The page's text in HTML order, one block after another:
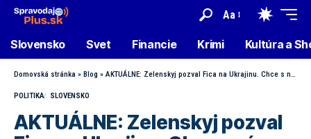
Aa
Slovensko Svet Financie Krimi Kultúra a
Domovská stránka » Blog » AKTUÁLNE: Zelenskyj pozval Fica na Ukrajinu. Chce s ním prejednať dôležitú vec!
POLITIKA SLOVENSKO
AKTUÁLNE: Zelenskyj pozval